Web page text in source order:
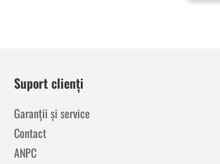
Suport clienți
Garanții și service
Contact
ANPC